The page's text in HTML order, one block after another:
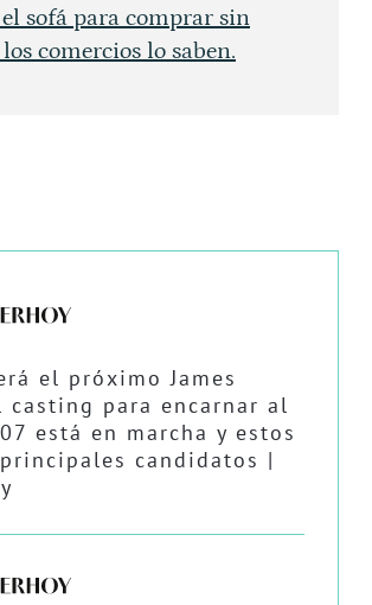
sofá para comprar sin
comercios lo saben.
el próximo James
casting para encarnar al
está en marcha y estos
candidatos |